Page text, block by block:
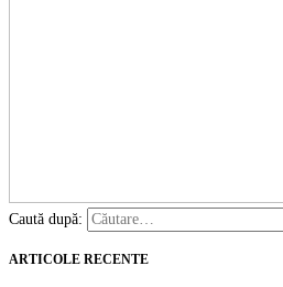
Caută după:
ARTICOLE RECENTE